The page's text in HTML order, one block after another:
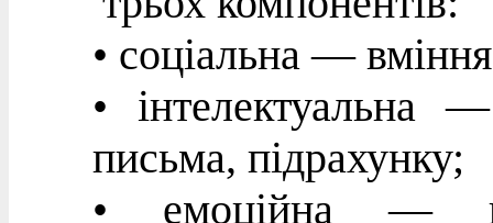
• соціальна —
• інтелектуальна
письма, підрахунку;
• емоційна —